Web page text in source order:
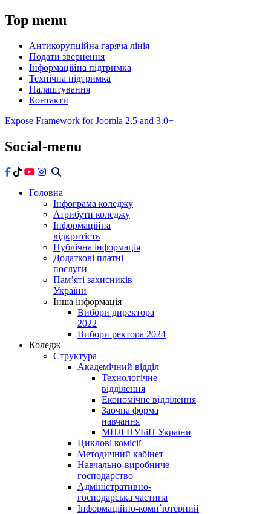
Top menu
Антикорупційна гаряча лінія
Подати звернення
Інформаційна підтримка
Технічна підтримка
Налаштування
Контакти
Expose Framework for Joomla 2.5 and 3.0+
Social-menu
Головна
Інфограма коледжу
Атрибути коледжу
Інформаційна
відкритість
Публічна інформація
Додаткові платні
послуги
Пам’яті захисників
України
Інша інформація
Вибори директора
2022
Вибори ректора 2024
Коледж
Структура
Академічний відділ
Технологічне
відділення
Економічне відділення
Заочна форма
навчання
МНЛ НУБіП України
Циклові комісії
Методичний кабінет
Навчально-виробниче
господарство
Адміністративно-
господарська частина
Інформаційно-комп`ютерний